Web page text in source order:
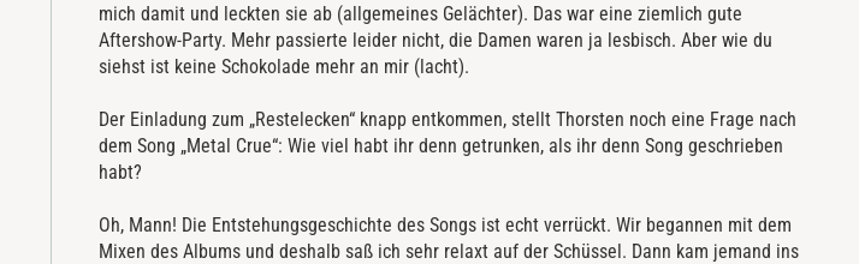
mich damit und leckten sie ab (allgemeines Gelächter). Das war eine ziemlich gute
Aftershow-Party. Mehr passierte leider nicht, die Damen waren ja lesbisch. Aber wie du
siehst ist keine Schokolade mehr an mir (lacht).
Der Einladung zum „Restelecken“ knapp entkommen, stellt Thorsten noch eine Frage nach
dem Song „Metal Crue“: Wie viel habt ihr denn getrunken, als ihr denn Song geschrieben
habt?
Oh, Mann! Die Entstehungsgeschichte des Songs ist echt verrückt. Wir begannen mit dem
Mixen des Albums und deshalb saß ich sehr relaxt auf der Schüssel. Dann kam jemand ins